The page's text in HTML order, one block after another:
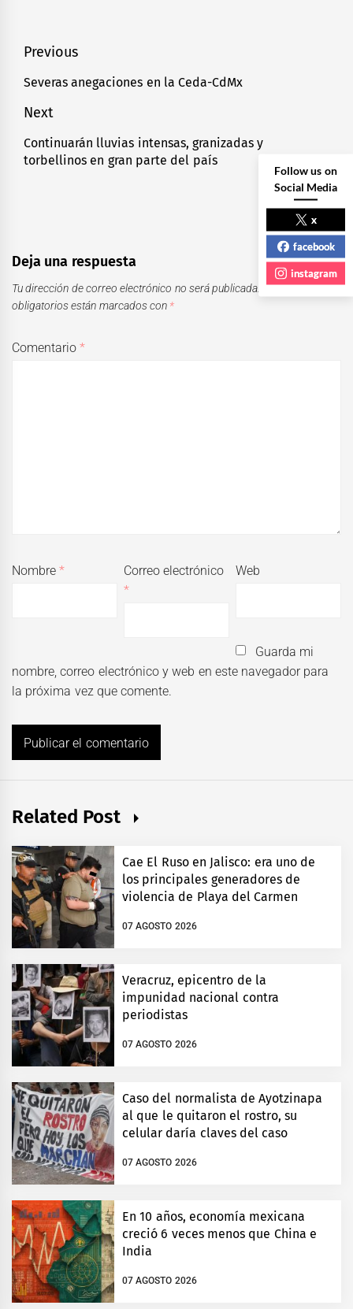
Navegación
de
entradas
Previous
Previous
Severas anegaciones en la Ceda-CdMx
Next
Next
post:
Continuarán lluvias intensas, granizadas y
torbellinos en gran parte del país
Deja una respuesta
Tu dirección de correo electrónico no será publicada.
Los campos
obligatorios están marcados con *
Comentario*
Nombre*
Correo electrónico
*
Web
Guarda mi
nombre, correo electrónico y web en este navegador para
la próxima vez que comente.
Related Post
Cae El Ruso en Jalisco: era uno de
los principales generadores de
violencia de Playa del Carmen
07 AGOSTO 2026
Veracruz, epicentro de la
impunidad nacional contra
periodistas
07 AGOSTO 2026
Caso del normalista de Ayotzinapa
al que le quitaron el rostro, su
celular daría claves del caso
07 AGOSTO 2026
En 10 años, economía mexicana
creció 6 veces menos que China e
India
07 AGOSTO 2026
Follow us on
Social Media
x
facebook
instagram